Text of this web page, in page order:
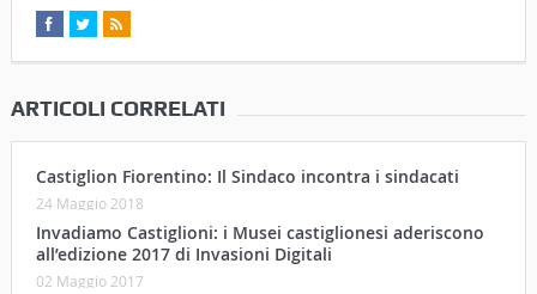
ARTICOLI CORRELATI
Castiglion Fiorentino: Il Sindaco incontra i sindacati
24 Maggio 2018
Invadiamo Castiglioni: i Musei castiglionesi aderiscono
all’edizione 2017 di Invasioni Digitali
02 Maggio 2017